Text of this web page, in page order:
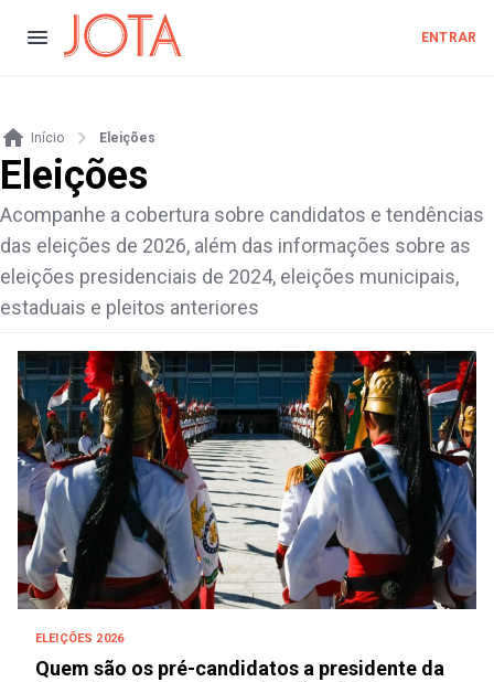
ENTRAR
Início Eleições
Eleições
Acompanhe a cobertura sobre candidatos e tendências
das eleições de 2026, além das informações sobre as
eleições presidenciais de 2024, eleições municipais,
estaduais e pleitos anteriores
ELEIÇÕES 2026
Quem são os pré-candidatos a presidente da